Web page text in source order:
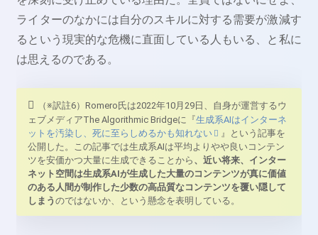
ライターのなかには自分のスキルに対する需要が激減す
るという現実的な危機に直面している人もいる、と私に
は思えるのである。
（※訳註6）Romero氏は2022年10月29日、自身が運営するウ
ェブメディアThe Algorithmic Bridgeに『生成系AIはインターネ
ットを汚染し、死に至らしめるかも知れない
』という記事を
公開した。この記事では生成系AIは平均よりやや良いコンテン
ツを安価かつ大量に生成できることから 、近い将来、インター
ネット空間は生成系AIが生成した大量のコンテンツが真に価値
のある人間が制作した少数の高品質なコンテンツを覆い隠して
しまうのではないか、という懸念を表明している。